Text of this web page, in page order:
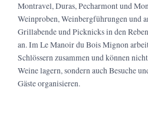
Montravel, Duras, Pecharmont und
Weinproben, Weinbergführungen und
Grillabende und Picknicks in den
an. Im Le Manoir du Bois Mignon
Schlössern zusammen und können
Weine lagern, sondern auch Besuche
Gäste organisieren.